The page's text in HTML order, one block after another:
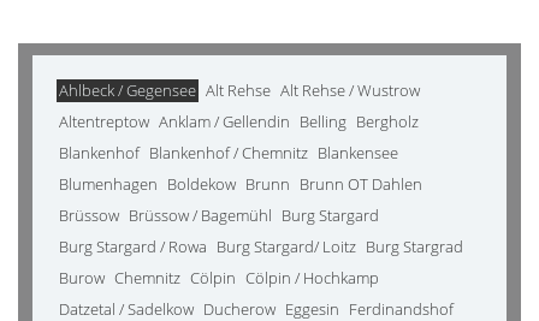
Ahlbeck / Gegensee Alt Rehse Alt Rehse / Wustrow
Altentreptow Anklam / Gellendin Belling Bergholz
Blankenhof Blankenhof / Chemnitz Blankensee
Blumenhagen Boldekow Brunn Brunn OT Dahlen
Brüssow Brüssow / Bagemühl Burg Stargard
Burg Stargard / Rowa Burg Stargard/ Loitz Burg Stargrad
Burow Chemnitz Cölpin Cölpin / Hochkamp
Datzetal / Sadelkow Ducherow Eggesin Ferdinandshof